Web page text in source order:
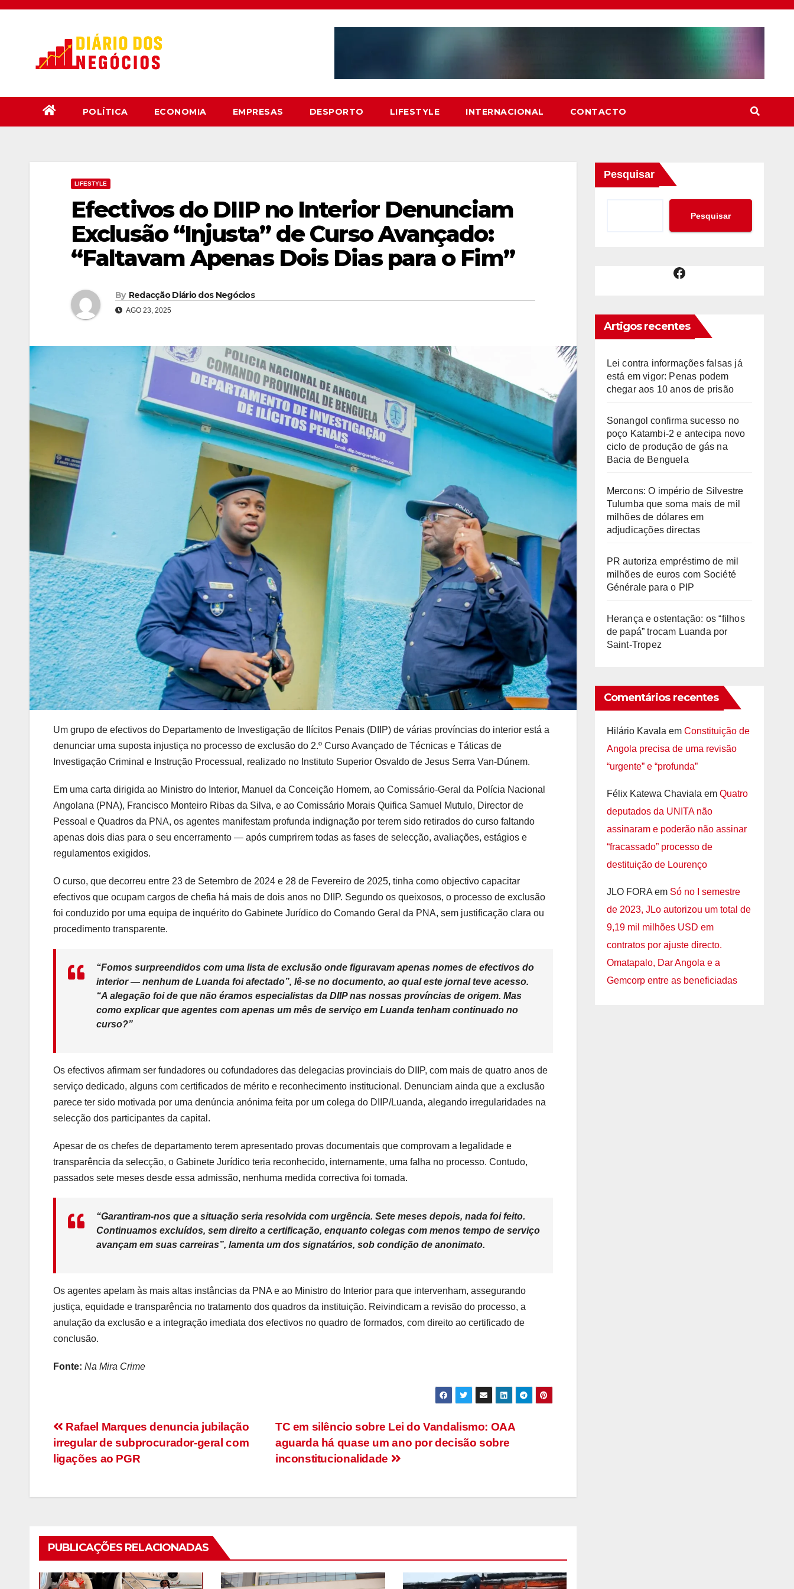
Skip
POLÍTICA ECONOMIA EMPRESAS DESPORTO LIFESTYLE INTERNACIONAL CONTACTO
LIFESTYLE
Efectivos do DIIP no Interior Denunciam
Exclusão “Injusta” de Curso Avançado:
“Faltavam Apenas Dois Dias para o Fim”
By Redacção Diário dos Negócios
AGO 23, 2025
Um grupo de efectivos do Departamento de Investigação de Ilícitos Penais (DIIP) de várias províncias do interior está a
denunciar uma suposta injustiça no processo de exclusão do 2.º Curso Avançado de Técnicas e Táticas de
Investigação Criminal e Instrução Processual, realizado no Instituto Superior Osvaldo de Jesus Serra Van-Dúnem.
Em uma carta dirigida ao Ministro do Interior, Manuel da Conceição Homem, ao Comissário-Geral da Polícia Nacional
Angolana (PNA), Francisco Monteiro Ribas da Silva, e ao Comissário Morais Quifica Samuel Mutulo, Director de
Pessoal e Quadros da PNA, os agentes manifestam profunda indignação por terem sido retirados do curso faltando
apenas dois dias para o seu encerramento — após cumprirem todas as fases de selecção, avaliações, estágios e
regulamentos exigidos.
O curso, que decorreu entre 23 de Setembro de 2024 e 28 de Fevereiro de 2025, tinha como objectivo capacitar
efectivos que ocupam cargos de chefia há mais de dois anos no DIIP. Segundo os queixosos, o processo de exclusão
foi conduzido por uma equipa de inquérito do Gabinete Jurídico do Comando Geral da PNA, sem justificação clara ou
procedimento transparente.
“Fomos surpreendidos com uma lista de exclusão onde figuravam apenas nomes de efectivos do
interior — nenhum de Luanda foi afectado”, lê-se no documento, ao qual este jornal teve acesso.
“A alegação foi de que não éramos especialistas da DIIP nas nossas províncias de origem. Mas
como explicar que agentes com apenas um mês de serviço em Luanda tenham continuado no
curso?”
Os efectivos afirmam ser fundadores ou cofundadores das delegacias provinciais do DIIP, com mais de quatro anos de
serviço dedicado, alguns com certificados de mérito e reconhecimento institucional. Denunciam ainda que a exclusão
parece ter sido motivada por uma denúncia anónima feita por um colega do DIIP/Luanda, alegando irregularidades na
selecção dos participantes da capital.
Apesar de os chefes de departamento terem apresentado provas documentais que comprovam a legalidade e
transparência da selecção, o Gabinete Jurídico teria reconhecido, internamente, uma falha no processo. Contudo,
passados sete meses desde essa admissão, nenhuma medida correctiva foi tomada.
“Garantiram-nos que a situação seria resolvida com urgência. Sete meses depois, nada foi feito.
Continuamos excluídos, sem direito a certificação, enquanto colegas com menos tempo de serviço
avançam em suas carreiras”, lamenta um dos signatários, sob condição de anonimato.
Os agentes apelam às mais altas instâncias da PNA e ao Ministro do Interior para que intervenham, assegurando
justiça, equidade e transparência no tratamento dos quadros da instituição. Reivindicam a revisão do processo, a
anulação da exclusão e a integração imediata dos efectivos no quadro de formados, com direito ao certificado de
conclusão.
Fonte: Na Mira Crime
Navegação
de
TC em silêncio sobre Lei do Vandalismo: OAA
aguarda há quase um ano por decisão sobre
inconstitucionalidade
Rafael Marques denuncia jubilação
irregular de subprocurador-geral com
ligações ao PGR
PUBLICAÇÕES RELACIONADAS
Pesquisar
Pesquisar
Facebook
Artigos recentes
Lei contra informações falsas já
está em vigor: Penas podem
chegar aos 10 anos de prisão
Sonangol confirma sucesso no
poço Katambi-2 e antecipa novo
ciclo de produção de gás na
Bacia de Benguela
Mercons: O império de Silvestre
Tulumba que soma mais de mil
milhões de dólares em
adjudicações directas
PR autoriza empréstimo de mil
milhões de euros com Société
Générale para o PIP
Herança e ostentação: os “filhos
de papá” trocam Luanda por
Saint-Tropez
Comentários recentes
Hilário Kavala em Constituição de
Angola precisa de uma revisão
“urgente” e “profunda”
Félix Katewa Chaviala em Quatro
deputados da UNITA não
assinaram e poderão não assinar
“fracassado” processo de
destituição de Lourenço
JLO FORAem Só no I semestre
de 2023, JLo autorizou um total de
9,19 mil milhões USD em
contratos por ajuste directo.
Omatapalo, Dar Angola e a
Gemcorp entre as beneficiadas